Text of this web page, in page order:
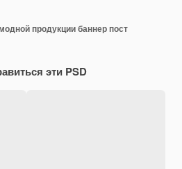
продукции баннер пост
эти PSD